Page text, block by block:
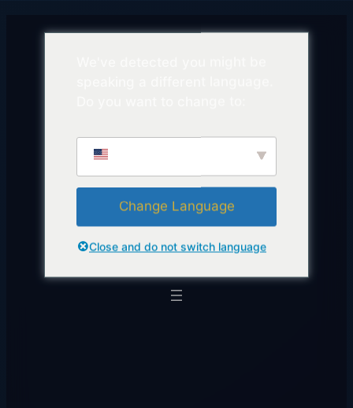
Change Language
Close and do not switch language